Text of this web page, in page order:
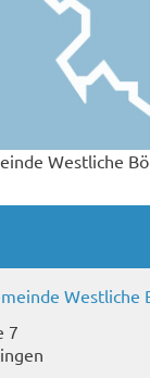
Westliche
Westliche
7